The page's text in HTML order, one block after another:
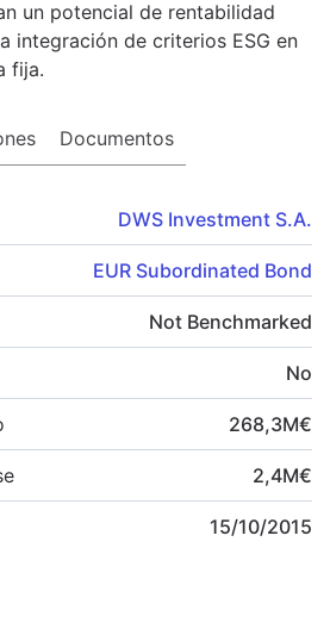
un potencial de rentabilidad
integración de criterios ESG en
fija.
Documentos
DWS Investment S.A.
EUR Subordinated Bond
Not Benchmarked
No
268,3M€
2,4M€
15/10/2015